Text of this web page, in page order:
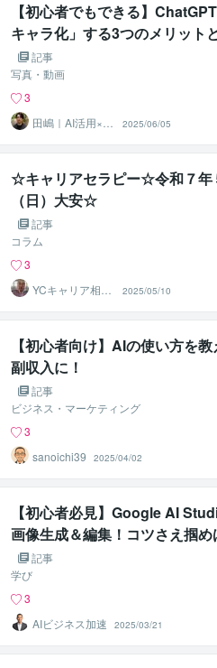
【初心者でもできる】
キャラ化」する3つのメリット
ニック
記事
写真・動画
3
田嶋｜AI活用×業
務効率化
2025/06/05
☆キャリアセラピー☆令和７年
（日）大安☆
記事
コラム
3
YCキャリア相談
2025/05/10
【初心者向け】AIの使い方を
副収入に！
記事
ビジネス・マーケティング
3
sanoichi39
2025/04/02
【初心者必見】Google AI
画像生成＆編集！コツさえ掴め
も自由自在！
記事
学び
3
AIビジネス加速
2025/03/21